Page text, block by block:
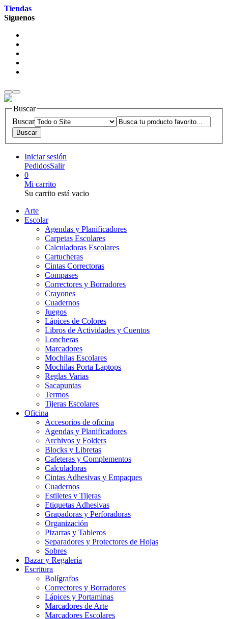
Tiendas
Síguenos
Buscar
Buscar
Iniciar sesión
PedidosSalir
0
Mi carrito
Su carrito está vacio
Arte
Escolar
Agendas y Planificadores
Carpetas Escolares
Calculadoras Escolares
Cartucheras
Cintas Correctoras
Compases
Correctores y Borradores
Crayones
Cuadernos
Juegos
Lápices de Colores
Libros de Actividades y Cuentos
Loncheras
Marcadores
Mochilas Escolares
Mochilas Porta Laptops
Reglas Varias
Sacapuntas
Termos
Tijeras Escolares
Oficina
Accesorios de oficina
Agendas y Planificadores
Archivos y Folders
Blocks y Libretas
Cafeteras y Complementos
Calculadoras
Cintas Adhesivas y Empaques
Cuadernos
Estiletes y Tijeras
Etiquetas Adhesivas
Grapadoras y Perforadoras
Organización
Pizarras y Tableros
Separadores y Protectores de Hojas
Sobres
Bazar y Regalería
Escritura
Bolígrafos
Correctores y Borradores
Lápices y Portaminas
Marcadores de Arte
Marcadores Escolares